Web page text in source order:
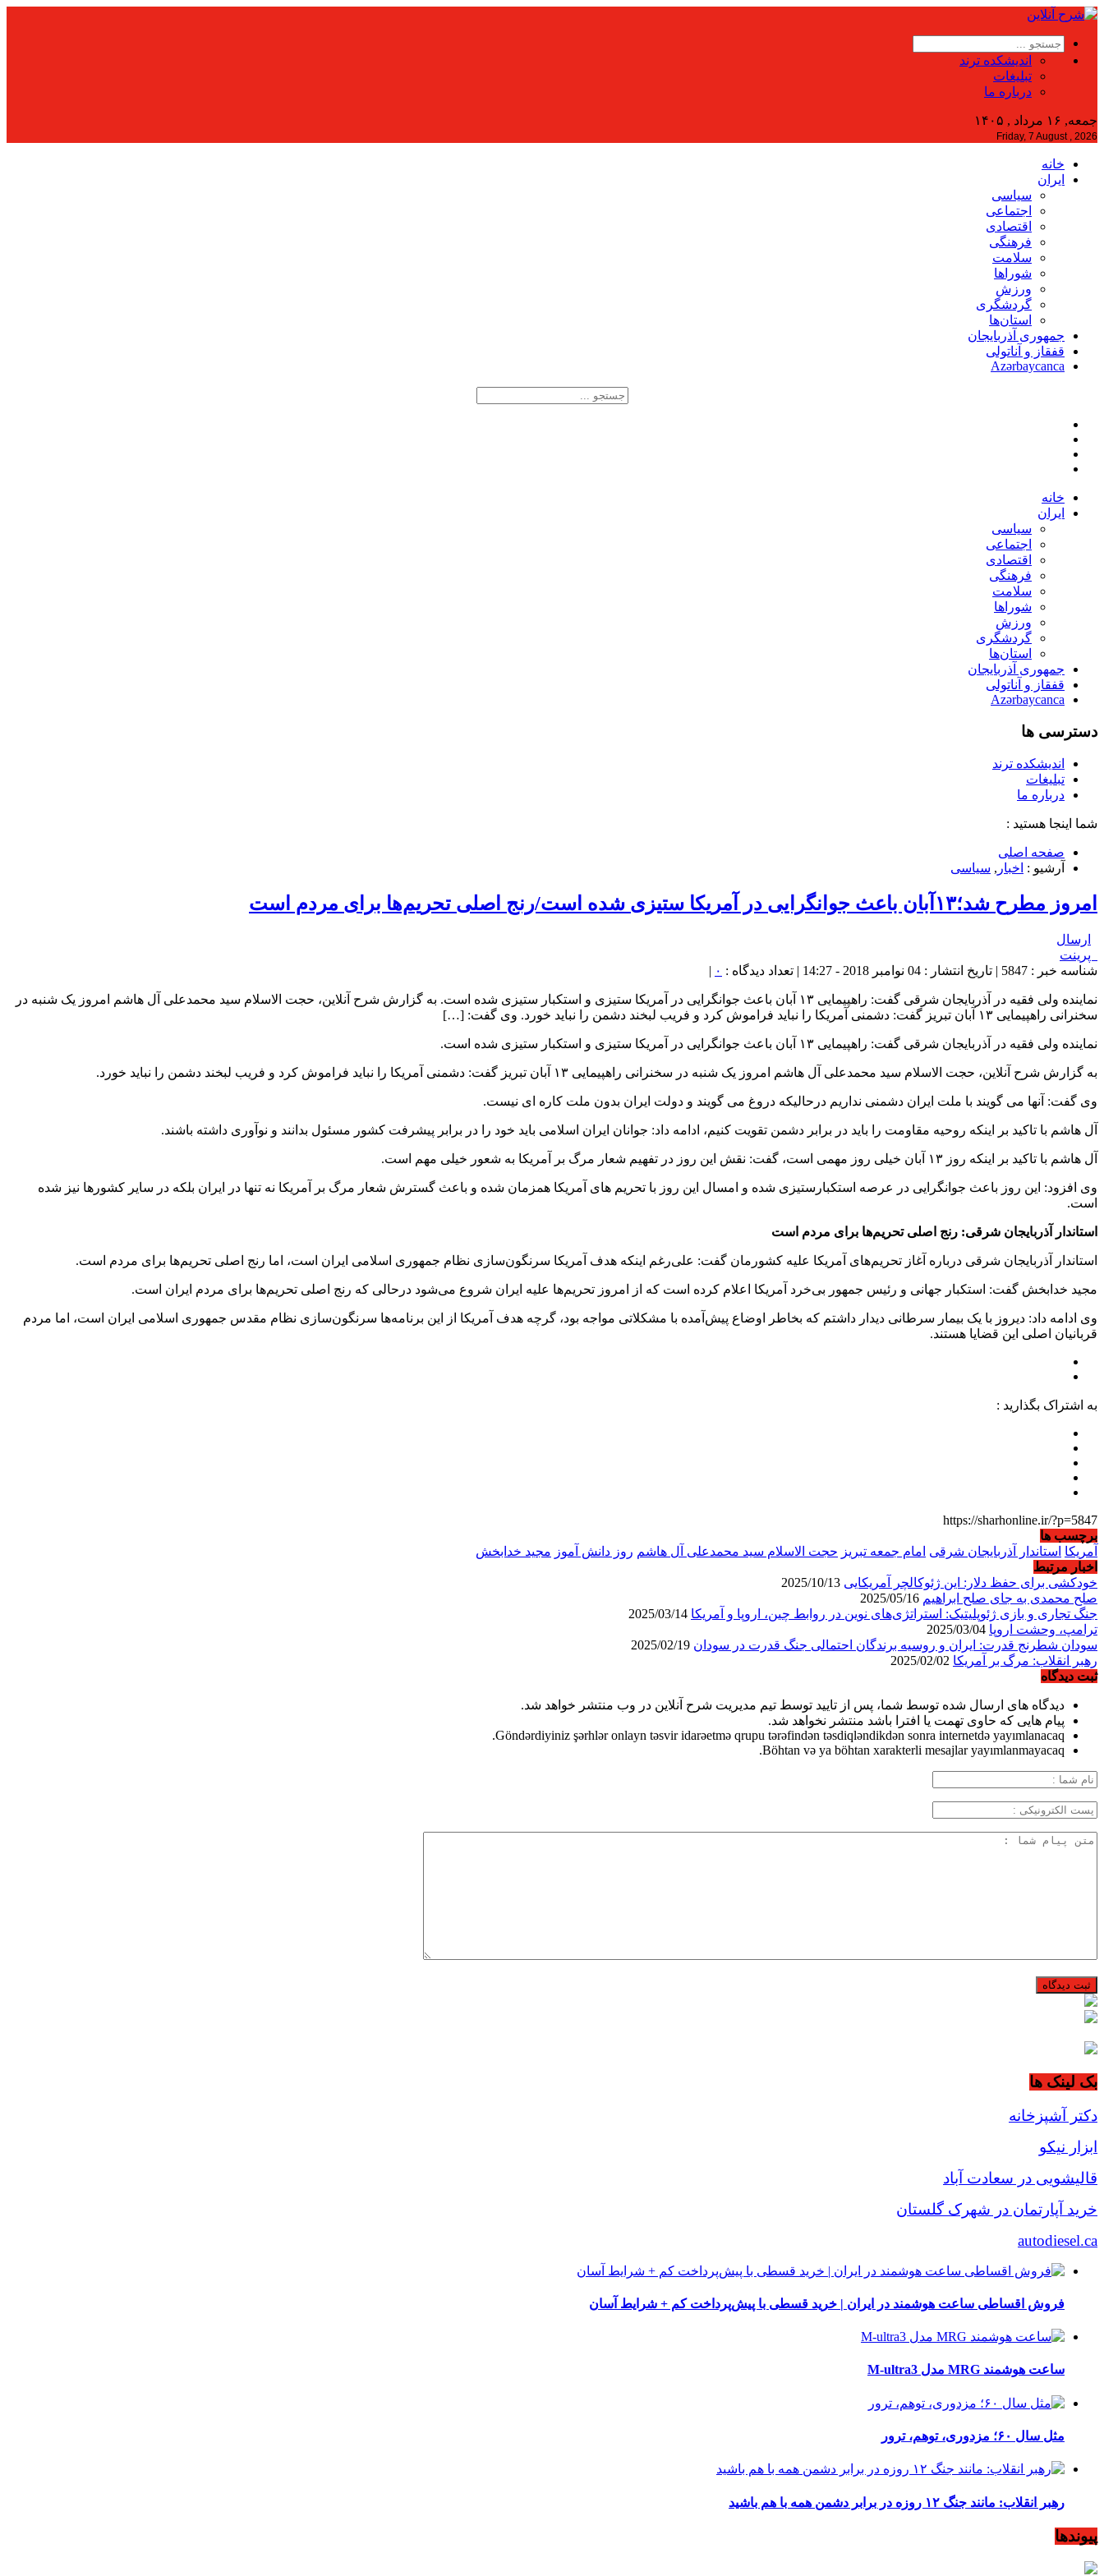
اندیشکده ترند
تبلیغات
درباره ما
جمعه, ۱۶ مرداد , ۱۴۰۵
Friday, 7 August , 2026
خانه
ایران
سیاسی
اجتماعی
اقتصادی
فرهنگی
سلامت
شوراها
ورزش
گردشگری
استان‌ها
جمهوری آذربایجان
قفقاز و آناتولی
Azərbaycanca
خانه
ایران
سیاسی
اجتماعی
اقتصادی
فرهنگی
سلامت
شوراها
ورزش
گردشگری
استان‌ها
جمهوری آذربایجان
قفقاز و آناتولی
Azərbaycanca
دسترسی ها
اندیشکده ترند
تبلیغات
درباره ما
شما اینجا هستید :
صفحه اصلی
آرشیو : اخبار , سیاسی
امروز مطرح شد؛۱۳آبان باعث جوانگرایی در آمریکا ستیزی شده است/رنج اصلی تحریم‌ها برای مردم است
ارسال
پرینت
شناسه خبر : 5847 | تاریخ انتشار : 04 نوامبر 2018 - 14:27 | تعداد دیدگاه :
۰ |
نماینده ولی فقیه در آذربایجان شرقی گفت: راهپیمایی ۱۳ آبان باعث جوانگرایی در آمریکا ستیزی و استکبار ستیزی شده است. به گزارش شرح آنلاین، حجت الاسلام سید محمدعلی آل هاشم امروز یک شنبه در
سخنرانی راهپیمایی ۱۳ آبان تبریز گفت: دشمنی آمریکا را نباید فراموش کرد و فریب لبخند دشمن را نباید خورد. وی گفت: […]
نماینده ولی فقیه در آذربایجان شرقی گفت: راهپیمایی ۱۳ آبان باعث جوانگرایی در آمریکا ستیزی و استکبار ستیزی شده است.
به گزارش شرح آنلاین، حجت الاسلام سید محمدعلی آل هاشم امروز یک شنبه در سخنرانی راهپیمایی ۱۳ آبان تبریز گفت: دشمنی آمریکا را نباید فراموش کرد و فریب لبخند دشمن را نباید خورد.
وی گفت: آنها می گویند با ملت ایران دشمنی نداریم درحالیکه دروغ می گویند و دولت ایران بدون ملت کاره ای نیست.
آل هاشم با تاکید بر اینکه روحیه مقاومت را باید در برابر دشمن تقویت کنیم، ادامه داد: جوانان ایران اسلامی باید خود را در برابر پیشرفت کشور مسئول بدانند و نوآوری داشته باشند.
آل هاشم با تاکید بر اینکه روز ۱۳ آبان خیلی روز مهمی است، گفت: نقش این روز در تفهیم شعار مرگ بر آمریکا به شعور خیلی مهم است.
وی افزود: این روز باعث جوانگرایی در عرصه استکبارستیزی شده و امسال این روز با تحریم های آمریکا همزمان شده و باعث گسترش شعار مرگ بر آمریکا نه تنها در ایران بلکه در سایر کشورها نیز شده
است.
استاندار آذربایجان شرقی: رنج اصلی تحریم‌ها برای مردم است
استاندار آذربایجان شرقی درباره آغاز تحریم‌های آمریکا علیه کشورمان گفت: علی‌رغم اینکه هدف آمریکا سرنگون‌سازی نظام جمهوری اسلامی ایران است، اما رنج اصلی تحریم‌ها برای مردم است.
مجید خدابخش گفت: استکبار جهانی و رئیس جمهور بی‌خرد آمریکا اعلام کرده است که از امروز تحریم‌ها علیه ایران شروع می‌شود درحالی که رنج اصلی تحریم‌ها برای مردم ایران است.
وی ادامه داد: دیروز با یک بیمار سرطانی دیدار داشتم که بخاطر اوضاع پیش‌آمده با مشکلاتی مواجه بود، گرچه هدف آمریکا از این برنامه‌ها سرنگون‌سازی نظام مقدس جمهوری اسلامی ایران است، اما مردم
قربانیان اصلی این قضایا هستند.
به اشتراک بگذارید :
https://sharhonline.ir/?p=5847
برچسب ها
آمریکا استاندار آذربایجان شرقی امام جمعه تبریز حجت الاسلام سید محمدعلی آل هاشم روز دانش آموز مجید خدابخش
اخبار مرتبط
خودکشی برای حفظ دلار: این ژئوکالچر آمریکایی
صلح محمدی به جای صلح ابراهیم
جنگ تجاری و بازی ژئوپلیتیک: استراتژی‌های نوین در روابط چین، اروپا و آمریکا
ترامپ، وحشت اروپا
سودان شطرنج قدرت: ایران و روسیه برندگان احتمالی جنگ قدرت در سودان
رهبر انقلاب: مرگ بر آمریکا
ثبت دیدگاه
دیدگاه های ارسال شده توسط شما، پس از تایید توسط تیم مدیریت شرح آنلاین در وب منتشر خواهد شد.
پیام هایی که حاوی تهمت یا افترا باشد منتشر نخواهد شد.
Göndərdiyiniz şərhlər onlayn təsvir idarəetmə qrupu tərəfindən təsdiqləndikdən sonra internetdə yayımlanacaq.
Böhtan və ya böhtan xarakterli mesajlar yayımlanmayacaq.
بک لینک ها
دکتر آشپزخانه
ابزار نیکو
قالیشویی در سعادت آباد
خرید آپارتمان در شهرک گلستان
autodiesel.ca
فروش اقساطی ساعت هوشمند در ایران | خرید قسطی با پیش‌پرداخت کم + شرایط آسان
ساعت هوشمند MRG مدل M-ultra3
مثل سال ۶۰؛ مزدوری، توهم، ترور
رهبر انقلاب: مانند جنگ ۱۲ روزه در برابر دشمن همه با هم باشید
پیوندها